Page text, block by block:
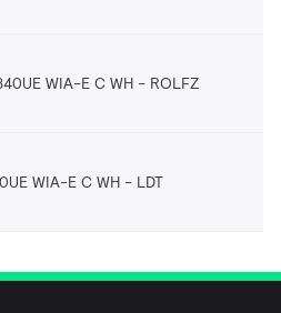
WIA-E C WH ROLFZ
WIA-E C WH LDT